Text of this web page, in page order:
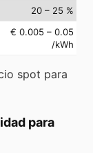
20 – 25 %
€ 0.005 – 0.05
/kWh
spot para
para